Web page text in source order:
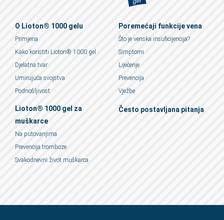
O Lioton® 1000 gelu
Primjena
Kako koristiti Lioton® 1000 gel
Djelatna tvar
Umirujuća svojstva
Podnošljivost
Poremećaji funkcije vena
Što je venska insuficijencija?
Simptomi
Liječenje
Prevencija
Vježbe
Lioton® 1000 gel za
muškarce
Na putovanjima
Prevencija tromboze
Svakodnevni život muškarca
Često postavljana pitanja